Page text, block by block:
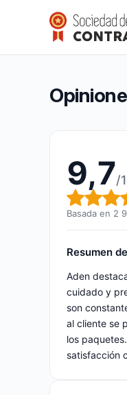
Aden
Calificación9,7/
9,7/
Basada en 2
Resumen
Aden
cuidado y
son
al cliente se
los
satisfacción